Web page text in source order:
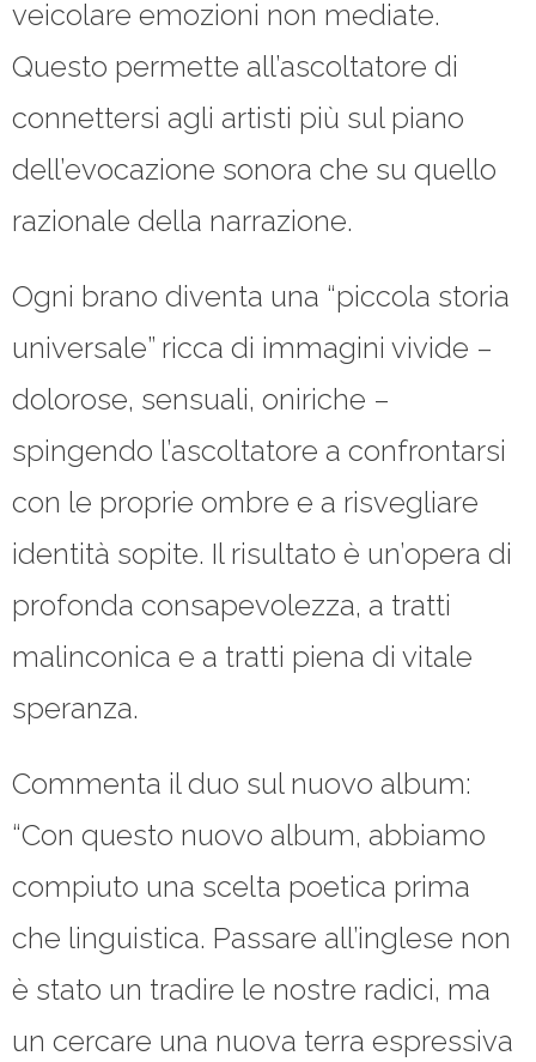
veicolare emozioni non mediate.
Questo permette all’ascoltatore di
connettersi agli artisti più sul piano
dell’evocazione sonora che su quello
razionale della narrazione.
Ogni brano diventa una “piccola storia
universale” ricca di immagini vivide –
dolorose, sensuali, oniriche –
spingendo l’ascoltatore a confrontarsi
con le proprie ombre e a risvegliare
identità sopite. Il risultato è un’opera di
profonda consapevolezza, a tratti
malinconica e a tratti piena di vitale
speranza.
Commenta il duo sul nuovo album:
“Con questo nuovo album, abbiamo
compiuto una scelta poetica prima
che linguistica. Passare all’inglese non
è stato un tradire le nostre radici, ma
un cercare una nuova terra espressiva